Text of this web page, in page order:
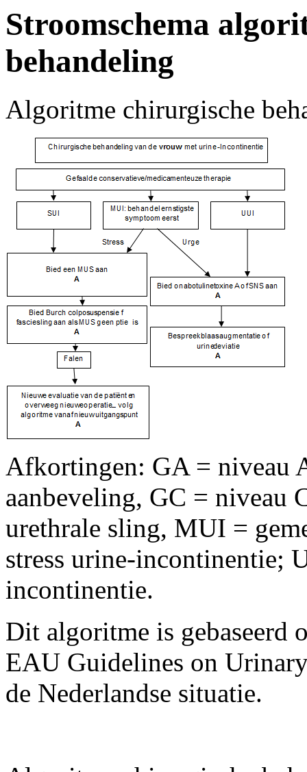
Stroomschema
behandeling
Algoritme chirurgische
Afkortingen: GA = niveau
aanbeveling, GC = niveau
urethrale sling, MUI =
stress urine-incontinentie;
incontinentie.
Dit algoritme is gebaseerd
EAU Guidelines on
de Nederlandse situatie.